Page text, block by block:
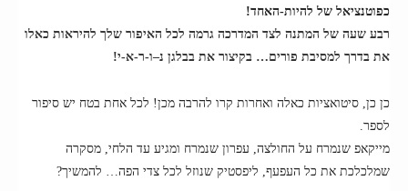
כפוטנציאל של להיות-האחד!
רבע שעה של המתנה לצד המדרכה גרמה לכל האיפור שלך להיראות כאלו
את בדרך למסיבת פורים… בקיצור את בבלגן נ–ו-ר-א-י!
כן כן, סיטואציות כאלה ואחרות קרו להרבה מכן! לכל אחת בטח יש סיפור
לספר.
מייקאפ שנמרח על החולצה, עפרון שנמרח ומגיע עד הלחי, מסקרה
שמלכלכת את כל העפעף, ליפסטיק שנוזל לכל צדי הפה… להמשיך?